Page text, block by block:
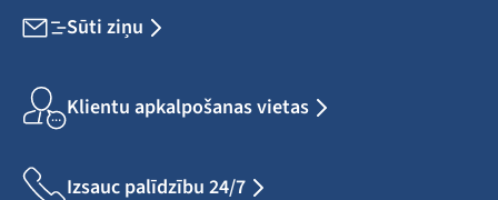
Sūti ziņu
Klientu apkalpošanas vietas
Izsauc palīdzību 24/7